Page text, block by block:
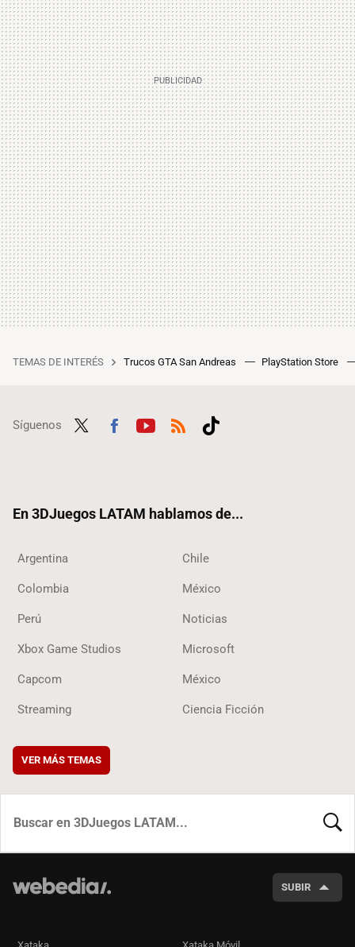
TEMAS DE INTERÉS Trucos GTA San Andreas PlayStation Store
Síguenos
En 3DJuegos LATAM hablamos de...
Argentina Chile
Colombia México
Perú Noticias
Xbox Game Studios Microsoft
Capcom México
Streaming Ciencia Ficción
VER MÁS TEMAS
SUBIR